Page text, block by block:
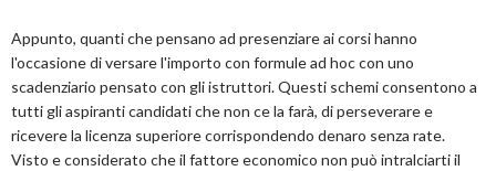
Appunto, quanti che pensano ad presenziare ai corsi hanno
l'occasione di versare l'importo con formule ad hoc con uno
scadenziario pensato con gli istruttori. Questi schemi consentono a
tutti gli aspiranti candidati che non ce la farà, di perseverare e
ricevere la licenza superiore corrispondendo denaro senza rate.
Visto e considerato che il fattore economico non può intralciarti il